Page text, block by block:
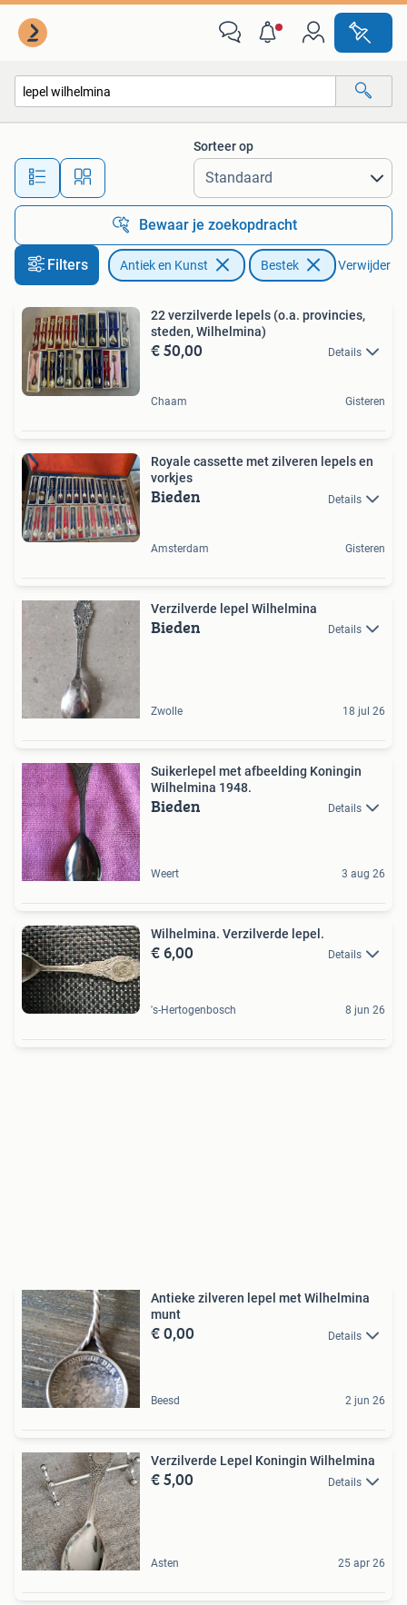
Alle afstanden…
Sorteer op
Bewaar je zoekopdracht
Filters Antiek en Kunst Bestek Verwijder
22 verzilverde lepels (o.a. provincies,
steden, Wilhelmina)
€ 50,00 Details
Chaam Gisteren
Royale cassette met zilveren lepels en
vorkjes
Bieden Details
Amsterdam Gisteren
Verzilverde lepel Wilhelmina
Bieden Details
Zwolle 18 jul 26
Suikerlepel met afbeelding Koningin
Wilhelmina 1948.
Bieden Details
Weert 3 aug 26
Wilhelmina. Verzilverde lepel.
€ 6,00 Details
's-Hertogenbosch 8 jun 26
Antieke zilveren lepel met Wilhelmina
munt
€ 0,00 Details
Beesd 2 jun 26
Verzilverde Lepel Koningin Wilhelmina
€ 5,00 Details
Asten 25 apr 26